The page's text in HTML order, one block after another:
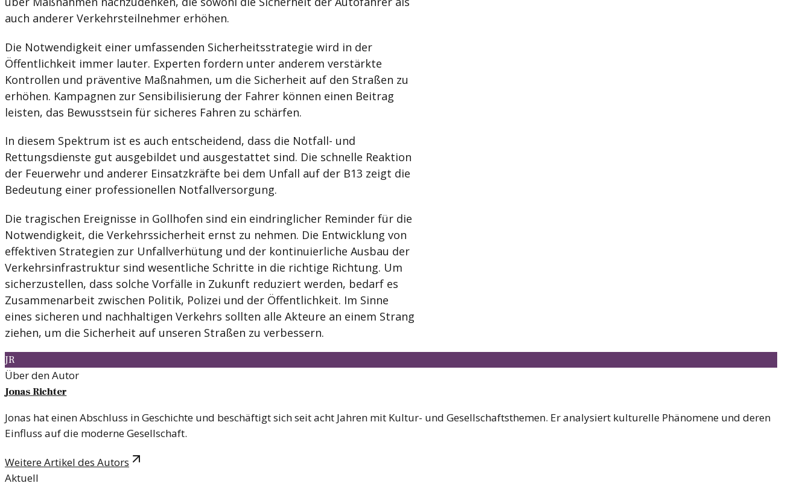
auch anderer Verkehrsteilnehmer erhöhen.
Die Notwendigkeit einer umfassenden Sicherheitsstrategie wird in der
Öffentlichkeit immer lauter. Experten fordern unter anderem verstärkte
Kontrollen und präventive Maßnahmen, um die Sicherheit auf den Straßen zu
erhöhen. Kampagnen zur Sensibilisierung der Fahrer können einen Beitrag
leisten, das Bewusstsein für sicheres Fahren zu schärfen.
In diesem Spektrum ist es auch entscheidend, dass die Notfall- und
Rettungsdienste gut ausgebildet und ausgestattet sind. Die schnelle Reaktion
der Feuerwehr und anderer Einsatzkräfte bei dem Unfall auf der B13 zeigt die
Bedeutung einer professionellen Notfallversorgung.
Die tragischen Ereignisse in Gollhofen sind ein eindringlicher Reminder für die
Notwendigkeit, die Verkehrssicherheit ernst zu nehmen. Die Entwicklung von
effektiven Strategien zur Unfallverhütung und der kontinuierliche Ausbau der
Verkehrsinfrastruktur sind wesentliche Schritte in die richtige Richtung. Um
sicherzustellen, dass solche Vorfälle in Zukunft reduziert werden, bedarf es
Zusammenarbeit zwischen Politik, Polizei und der Öffentlichkeit. Im Sinne
eines sicheren und nachhaltigen Verkehrs sollten alle Akteure an einem Strang
ziehen, um die Sicherheit auf unseren Straßen zu verbessern.
JR
Über den Autor
Jonas Richter
Jonas hat einen Abschluss in Geschichte und beschäftigt sich seit acht Jahren mit Kultur- und Gesellschaftsthemen. Er analysiert kulturelle Phänomene und deren
Einfluss auf die moderne Gesellschaft.
Weitere Artikel des Autors
Aktuell